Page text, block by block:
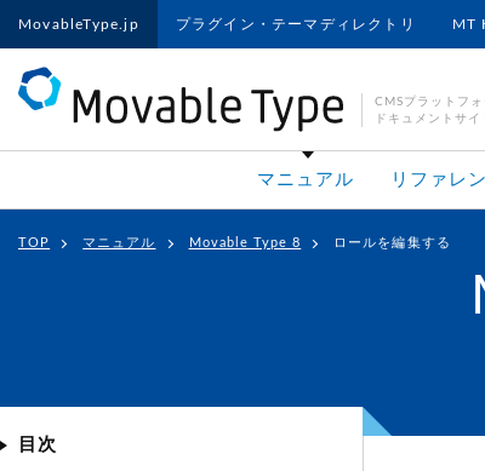
MovableType.jp プラグイン・テーマディレクトリ MT
CMSプラットフ
ドキュメントサイ
マニュアル リファレ
TOP マニュアル Movable Type 8 ロールを編集する
目次